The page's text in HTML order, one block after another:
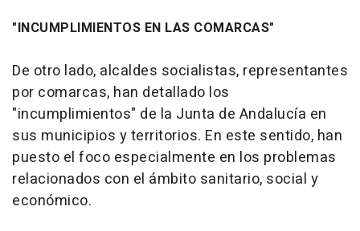
"INCUMPLIMIENTOS EN LAS COMARCAS"
De otro lado, alcaldes socialistas, representantes
por comarcas, han detallado los
"incumplimientos" de la Junta de Andalucía en
sus municipios y territorios. En este sentido, han
puesto el foco especialmente en los problemas
relacionados con el ámbito sanitario, social y
económico.